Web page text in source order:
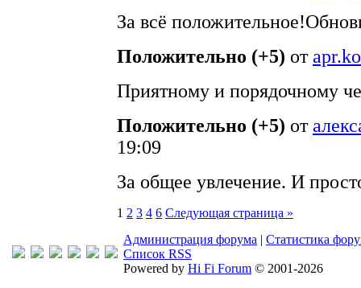
За всё
Положительно (+5) от
Приятному и порядочному
Положительно (+5) от
19:09
За общее увлечение. И
1 2 3 4 6 Следующая страница »
Администрация форума | Статистика
Список RSS
Powered by Hi Fi Forum © 2001-2026